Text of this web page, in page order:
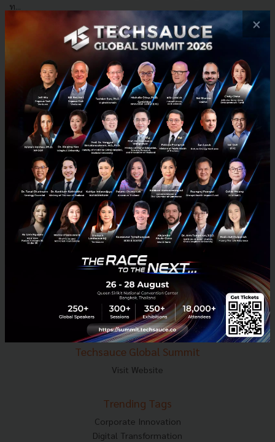
ท...
มีนาคม 11, 2019 | ByTechsauce Team
Tech & Biz TRANSPORT & LOGISTICS INDUSTRY 2019
E-mail :contact@techsauce.co
Tel : 02-001-5375
Mobile : 06-4658-9500
Techsauce Media
About Techsauce
Techsauce Services
Privacy Policy
ส่งบทความ
Techsauce Global Summit
Visit Website
Trending Tags
Corporate Innovation
Digital Transformation
×